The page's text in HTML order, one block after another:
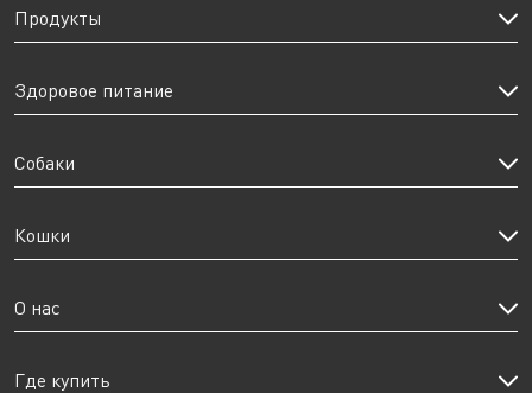
Продукты
Здоровое питание
Собаки
Кошки
О нас
Где купить